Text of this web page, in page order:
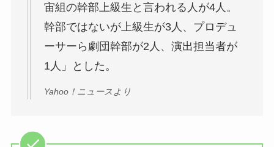
宙組の幹部上級生と言われる人が4人。
幹部ではないが上級生が3人、プロデュ
ーサーら劇団幹部が2人、演出担当者が
1人」とした。
Yahoo！ニュースより